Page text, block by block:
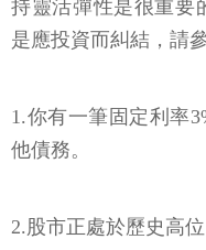
持靈活彈性是很重要
是應投資而糾結，請
1.你有一筆固定利率
他債務。
2.股市正處於歷史高